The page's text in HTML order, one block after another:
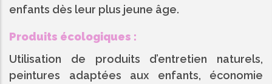
enfants dès leur plus jeune âge.
Produits écologiques :
Utilisation de produits d’entretien naturels,
peintures adaptées aux enfants, économie